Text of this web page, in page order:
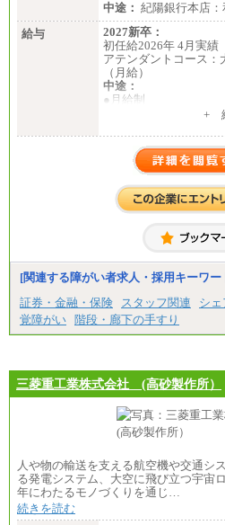
中途： 紀陽銀行本店
給与
2027新卒：
初任給2026年 4月実績
アテンダントコース
（月給）
中途：
●月給制
月給：185,000円～
（163時間/月）
※勤務地、経験により
+
[関連する障がい者求人・採用キーワー
証券・金融・保険
スタッフ関連 シ
覚障がい 階段・廊下の手すり
三菱重工業株式会社 (高砂製作所）
人や物の輸送を支える航空機や交通シ
る発電システム、大空に飛び立つ宇宙
年にわたるモノづくりを通じ…
続きを読む